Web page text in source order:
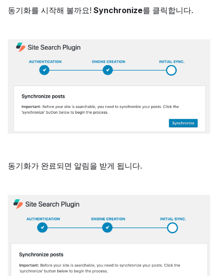
동기화를 시작해 볼까요! Synchronize를 클릭합니다.
동기화가 완료되면 알림을 받게 됩니다.